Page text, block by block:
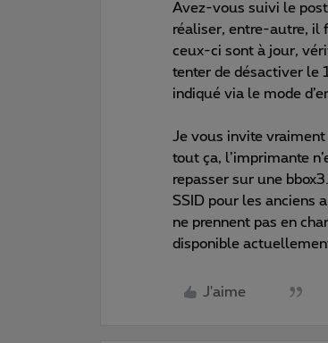
Avez-vous suivi le
réaliser, entre-autre, il
ceux-ci sont à jour,
tenter de désactiver le
indiqué via le mode
Je vous invite vraiment
tout ça, l’imprimante
repasser sur une
SSID pour les anciens
ne prennent pas en
disponible
J'aime